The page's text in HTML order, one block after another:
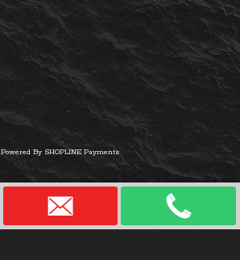
Powered By SHOPLINE Payments